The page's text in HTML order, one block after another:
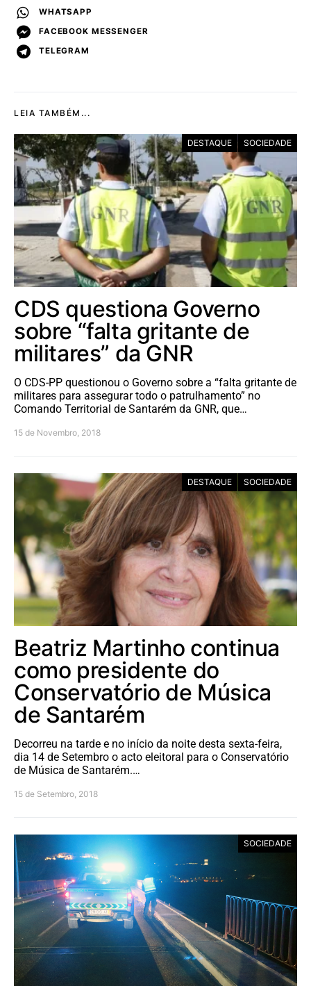
WHATSAPP
FACEBOOK MESSENGER
TELEGRAM
LEIA TAMBÉM...
DESTAQUE SOCIEDADE
CDS questiona Governo
sobre “falta gritante de
militares” da GNR
O CDS-PP questionou o Governo sobre a “falta gritante de
militares para assegurar todo o patrulhamento” no
Comando Territorial de Santarém da GNR, que…
15 de Novembro, 2018
DESTAQUE SOCIEDADE
Beatriz Martinho continua
como presidente do
Conservatório de Música
de Santarém
Decorreu na tarde e no início da noite desta sexta-feira,
dia 14 de Setembro o acto eleitoral para o Conservatório
de Música de Santarém.…
15 de Setembro, 2018
SOCIEDADE